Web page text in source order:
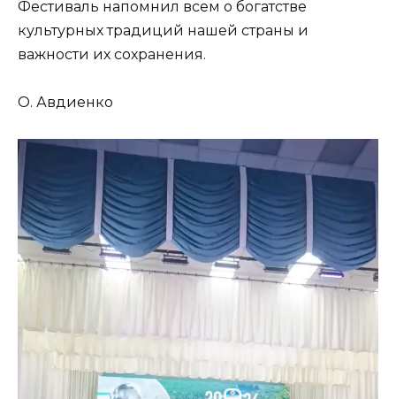
Фестиваль напомнил всем о богатстве
культурных традиций нашей страны и
важности их сохранения.
О. Авдиенко